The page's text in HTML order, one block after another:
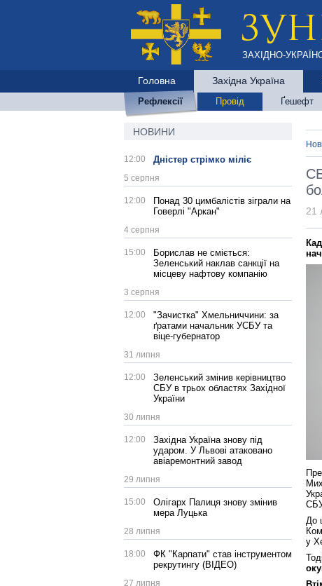
ЗАХІДНО-
Головна Західна Україна
Рефлексії Провід Ґешефт
НОВИНИ
12:00 Дністер стрімко міліє
5 серпня
12:00
Понад 30 цимбалістів зіграли на
Говерлі "Аркан"
4 серпня
15:00
Борислав не сміється:
Зеленський наклав санкції на
місцеву нафтову компанію
3 серпня
12:00
"Зачистка" Хмельниччини: за
ґратами начальник УСБУ та
віце-губернатор
31 липня
12:00
Зеленський змінив керівництво
СБУ в трьох областях Західної
України
30 липня
12:00
Західна Україна знову під
ударом. У Львові атаковано
авіаремонтний завод
29 липня
15:00
Олігарх Палиця знову змінив
мера Луцька
28 липня
18:00
ФК "Карпати" став інструментом
рекрутингу (ВІДЕО)
27 липня
21
До
у
Тоді